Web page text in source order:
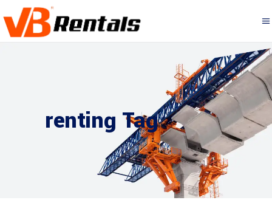
renting Tag